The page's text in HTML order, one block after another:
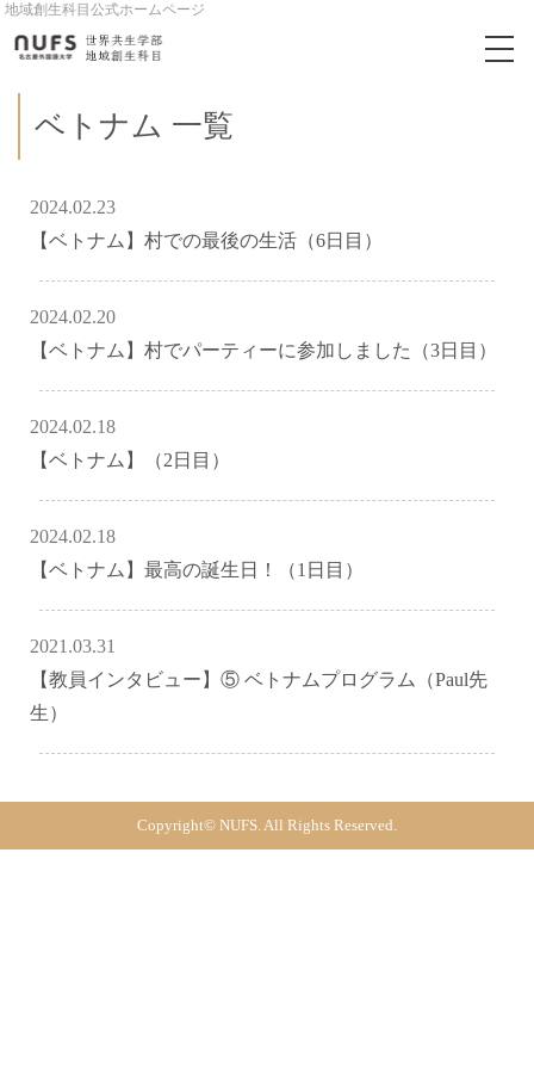
地域創生科目公式ホームページ
ベトナム 一覧
2024.02.23
【ベトナム】村での最後の生活（6日目）
2024.02.20
【ベトナム】村でパーティーに参加しました（3日目）
2024.02.18
【ベトナム】（2日目）
2024.02.18
【ベトナム】最高の誕生日！（1日目）
2021.03.31
【教員インタビュー】⑤ ベトナムプログラム（Paul先
生）
Copyright© NUFS. All Rights Reserved.